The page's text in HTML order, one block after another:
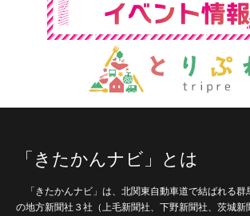
「きたかんナビ」とは
「きたかんナビ」は、北関東自動車道で結ばれる群
の地方新聞社３社（上毛新聞社、下野新聞社、茨城新